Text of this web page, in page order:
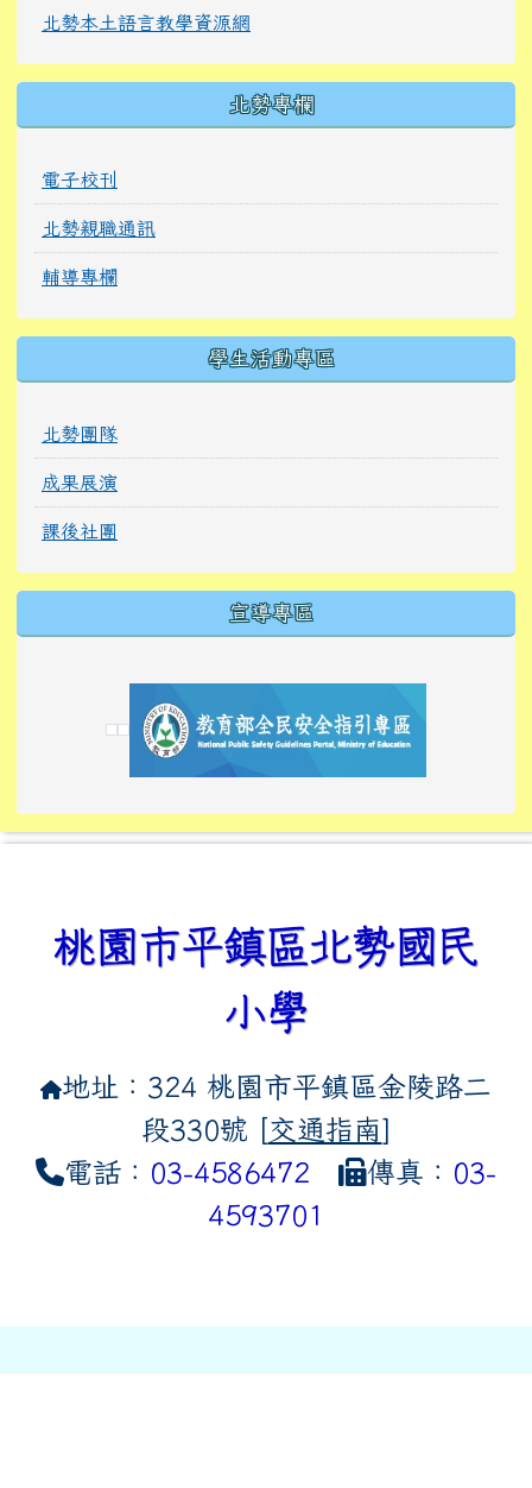
北勢本土語言教學資源網
北勢專欄
電子校刊
北勢親職通訊
輔導專欄
學生活動專區
北勢團隊
成果展演
課後社團
宣導專區
link to https://
link to https://10000.gov.tw/
link to https://
link to https://10000.gov.tw/
link to https://
link to https://
link to https://i.win.org.tw/
link to https://
link to https://
link to https://
link to https://
桃園市平鎮區北勢國民
小學
地址：324 桃園市平鎮區金陵路二
段330號 [交通指南]
電話： 03-4586472 傳真： 03-
4593701